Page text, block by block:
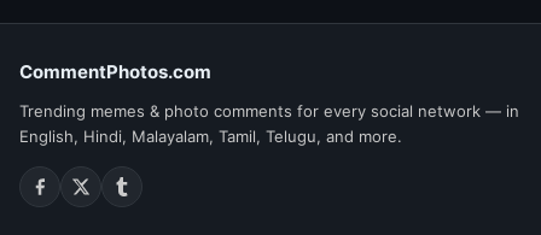
CommentPhotos.com
Trending memes & photo comments for every social network — in
English, Hindi, Malayalam, Tamil, Telugu, and more.